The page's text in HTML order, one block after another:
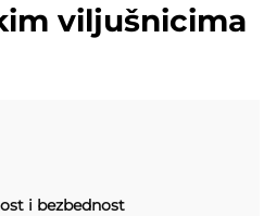
viljušnicima
i bezbednost